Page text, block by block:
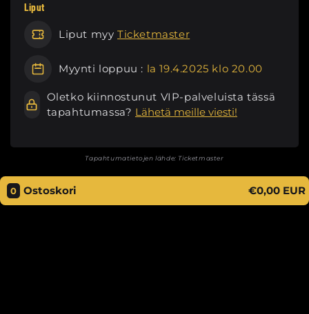
Liput
Liput myy Ticketmaster
Myynti loppuu : la 19.4.2025 klo 20.00
Oletko kiinnostunut VIP-palveluista tässä
tapahtumassa? Lähetä meille viesti!
Tapahtumatietojen lähde: Ticketmaster
0 Ostoskori €0,00 EUR